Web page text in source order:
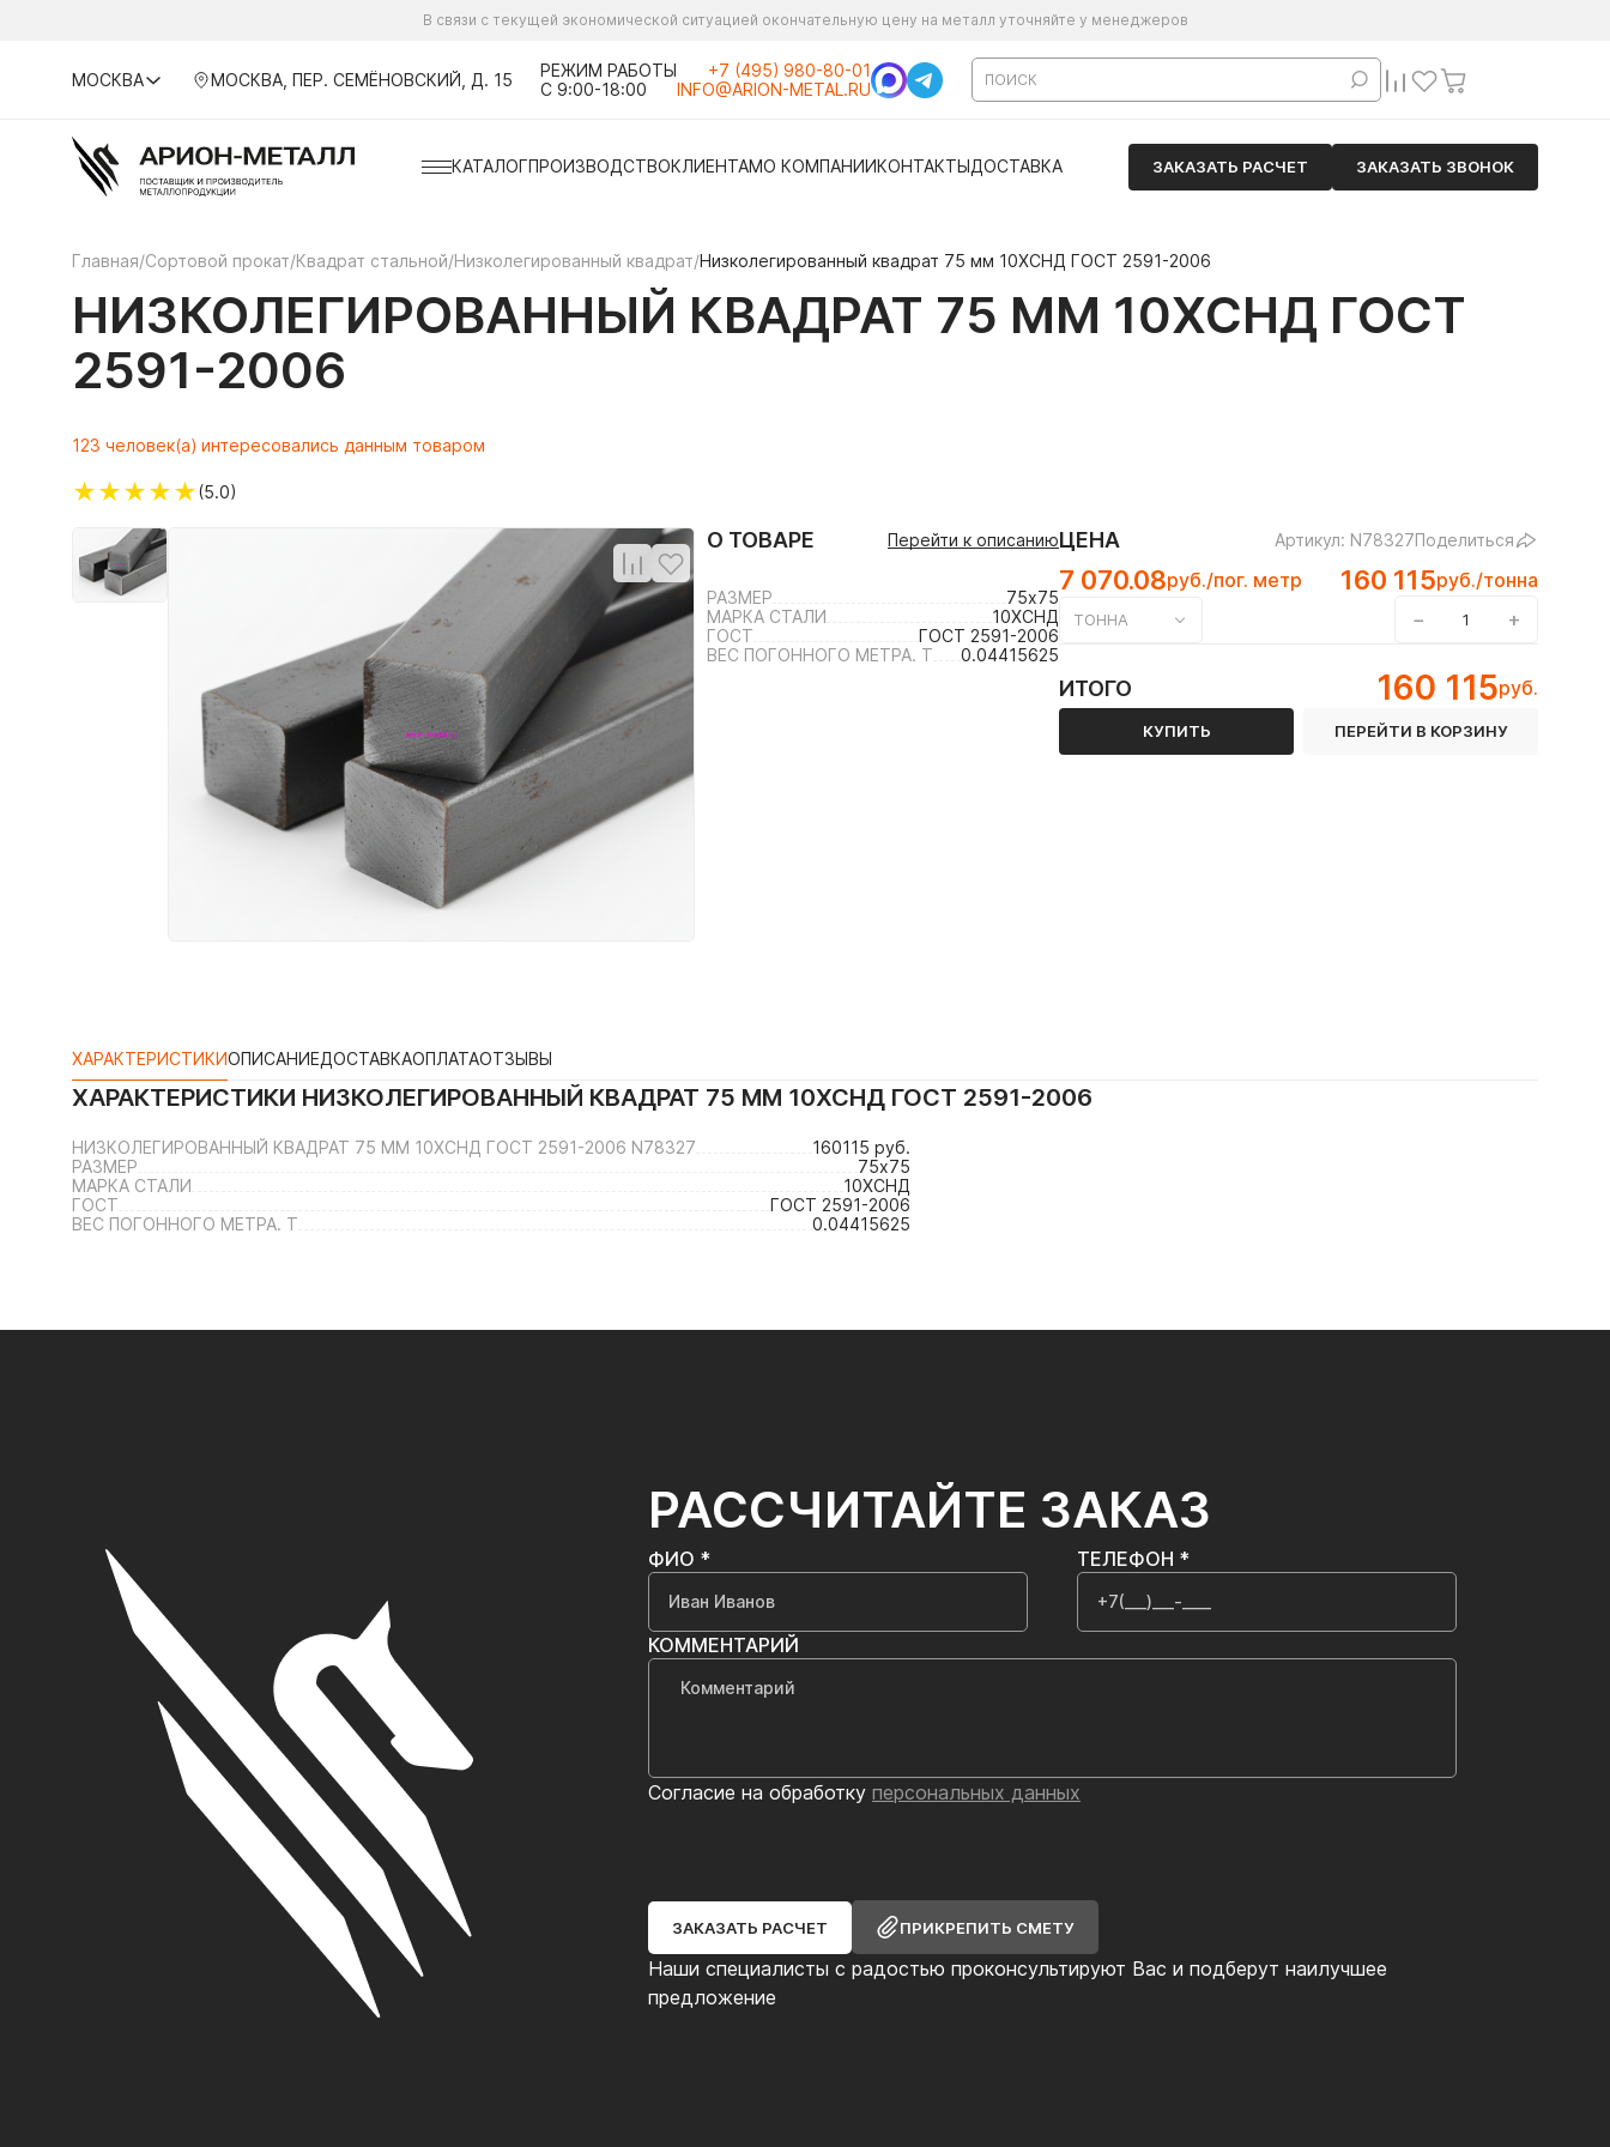
В связи с текущей экономической ситуацией окончательную цену на металл уточняйте у менеджеров
МОСКВА МОСКВА, ПЕР. СЕМЁНОВСКИЙ, Д. 15
РЕЖИМ РАБОТЫ
С 9:00-18:00
+7 (495) 980-80-01
INFO@ARION-METAL.RU
КАТАЛОГПРОИЗВОДСТВОКЛИЕНТАМО КОМПАНИИКОНТАКТЫДОСТАВКА ЗАКАЗАТЬ РАСЧЕТ ЗАКАЗАТЬ ЗВОНОК
Главная/Сортовой прокат/Квадрат стальной/Низколегированный квадрат/Низколегированный квадрат 75 мм 10ХСНД ГОСТ 2591-2006
НИЗКОЛЕГИРОВАННЫЙ КВАДРАТ 75 ММ 10ХСНД ГОСТ
2591-2006
123 человек(а) интересовались данным товаром
★★★★★(5.0)
О ТОВАРЕ Перейти к описанию
РАЗМЕР
75х75
МАРКА СТАЛИ
10ХСНД
ГОСТ
ГОСТ 2591-2006
ВЕС ПОГОННОГО МЕТРА. Т
0.04415625
ЦЕНА Артикул: N78327Поделиться
7 070.08руб./пог. метр 160 115руб./тонна
ТОННА − +
ИТОГО 160 115руб.
КУПИТЬ ПЕРЕЙТИ В КОРЗИНУ
ХАРАКТЕРИСТИКИОПИСАНИЕДОСТАВКАОПЛАТАОТЗЫВЫ
ХАРАКТЕРИСТИКИ НИЗКОЛЕГИРОВАННЫЙ КВАДРАТ 75 ММ 10ХСНД ГОСТ 2591-2006
НИЗКОЛЕГИРОВАННЫЙ КВАДРАТ 75 ММ 10ХСНД ГОСТ 2591-2006 N78327
160115 руб.
РАЗМЕР
75х75
МАРКА СТАЛИ
10ХСНД
ГОСТ
ГОСТ 2591-2006
ВЕС ПОГОННОГО МЕТРА. Т
0.04415625
РАССЧИТАЙТЕ ЗАКАЗ
Наши специалисты с радостью проконсультируют Вас и подберут наилучшее
предложение
ФИО * ТЕЛЕФОН *
КОММЕНТАРИЙ
Согласие на обработку персональных данных
ЗАКАЗАТЬ РАСЧЕТ ПРИКРЕПИТЬ СМЕТУ